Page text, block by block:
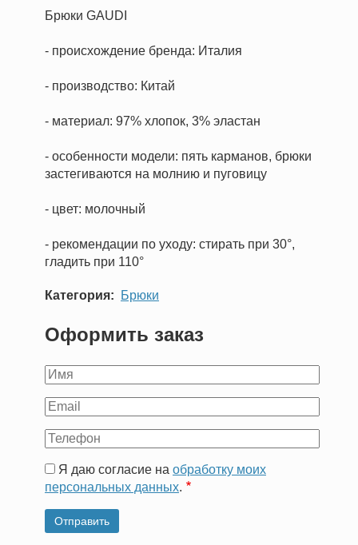
Брюки GAUDI
- происхождение бренда: Италия
- производство: Китай
- материал: 97% хлопок, 3% эластан
- особенности модели: пять карманов, брюки
застегиваются на молнию и пуговицу
- цвет: молочный
- рекомендации по уходу: стирать при 30°,
гладить при 110°
Категория Брюки
Оформить заказ
Ваше
Ваш
Ваш
Я даю согласие на обработку моих
персональных данных.